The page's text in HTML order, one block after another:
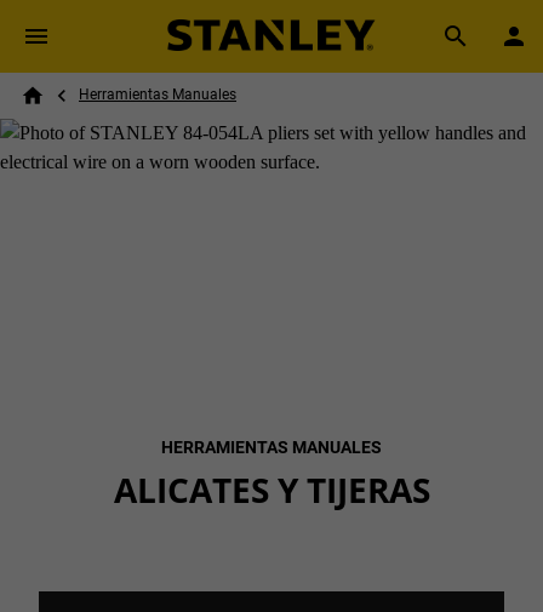
Skip to main content
Search
Breadcrumb
Herramientas Manuales
HERRAMIENTAS MANUALES
ALICATES Y TIJERAS